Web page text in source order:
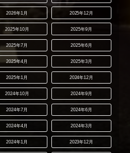
2026年1月 2025年12月
2025年10月 2025年9月
2025年7月 2025年6月
2025年4月 2025年3月
2025年1月 2024年12月
2024年10月 2024年9月
2024年7月 2024年6月
2024年4月 2024年3月
2024年1月 2023年12月